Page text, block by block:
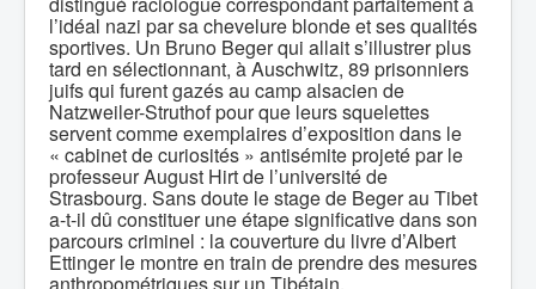
l’idéal nazi par sa chevelure blonde et ses qualités
sportives. Un Bruno Beger qui allait s’illustrer plus
tard en sélectionnant, à Auschwitz, 89 prisonniers
juifs qui furent gazés au camp alsacien de
Natzweiler-Struthof pour que leurs squelettes
servent comme exemplaires d’exposition dans le
« cabinet de curiosités » antisémite projeté par le
professeur August Hirt de l’université de
Strasbourg. Sans doute le stage de Beger au Tibet
a-t-il dû constituer une étape significative dans son
parcours criminel : la couverture du livre d’Albert
Ettinger le montre en train de prendre des mesures